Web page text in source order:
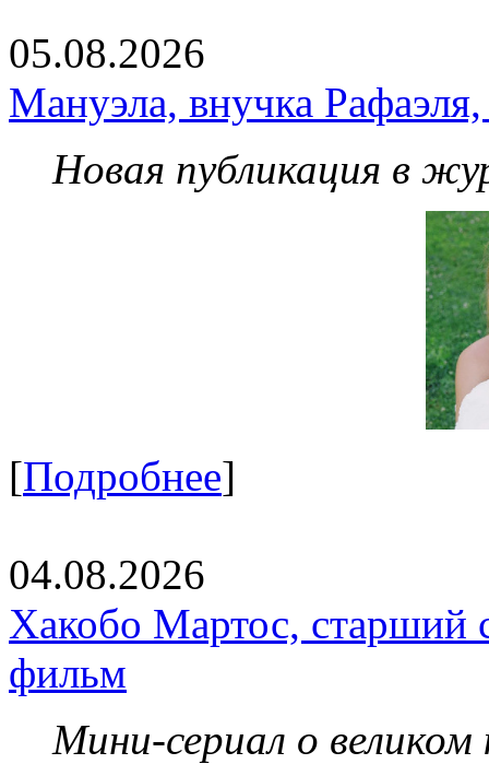
05.08.2026
Мануэла, внучка
Новая публикация в
[Подробнее]
04.08.2026
Хакобо Мартос, старший
фильм
Мини-сериал о великом